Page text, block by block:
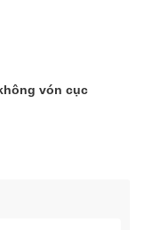
vón cục